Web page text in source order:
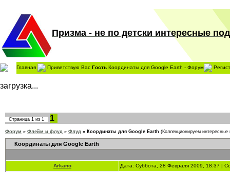
Призма - не по детски интересные
Главная Приветствую Вас Гость Координаты для Google Earth - Форум
загрузка...
Страница 1 из 1 1
Форум » Флейм и флуд » Флуд » Координаты для Google Earth (Коллекционируем интересные
Координаты для Google Earth
Arkano Дата: Суббота, 28 Февраля 2009, 18:37 |